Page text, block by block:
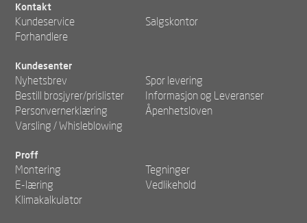
Kontakt
Kundeservice
Salgskontor
Forhandlere
Kundesenter
Nyhetsbrev
Spor levering
Bestill brosjyrer/prislister
Informasjon og Leveranser
Personvernerklæring
Åpenhetsloven
Varsling / Whisleblowing
Proff
Montering
Tegninger
E-læring
Vedlikehold
Klimakalkulator